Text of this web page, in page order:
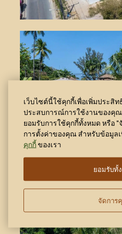
เว็บไซต์นี้ใช้คุกกี้เพื่อเพิ่มประสิ
ประสบการณ์การใช้งานของคุณ
ยอมรับการใช้คุกกี้ทั้งหมด หรือ "
การตั้งค่าของคุณ สำหรับข้อมูล
คุกกี้ของเรา
ยอมรับทั้
จัดการ